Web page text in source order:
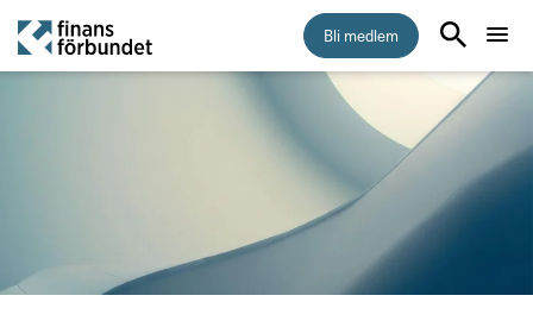
Bli medlem
Start
Medlemskap
5 skäl att bli medlem i Finansförbundet
Vem kan bli medlem